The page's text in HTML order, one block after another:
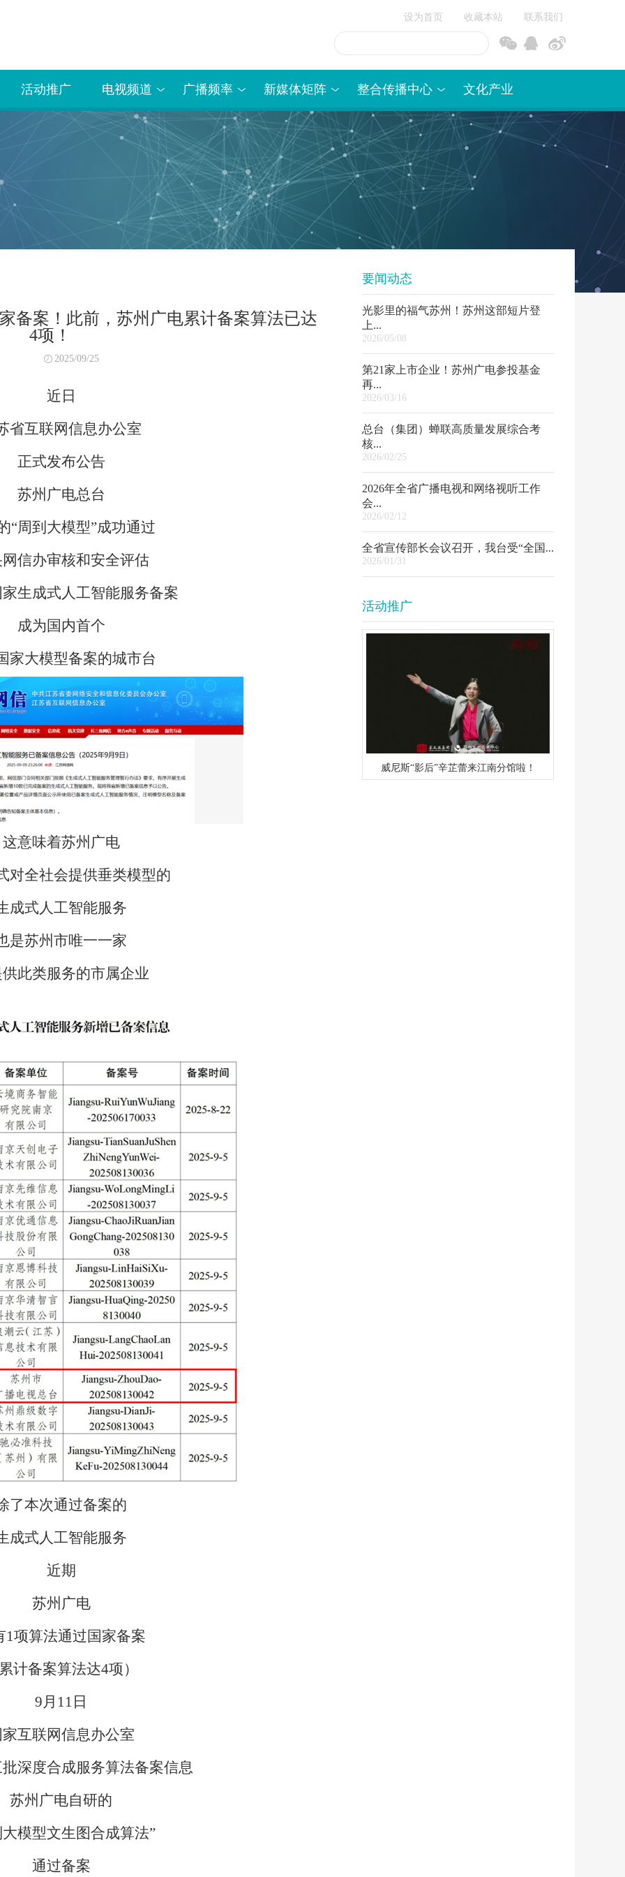
设为首页 收藏本站 联系我们
活动推广 电视频道 广播频率 新媒体矩阵 整合传播中心 文化产业
备案！此前，苏州广电累计备案算法已达
4项！
2025/09/25
近日
省互联网信息办公室
正式发布公告
苏州广电总台
“周到大模型”成功通过
信办审核和安全评估
生成式人工智能服务备案
成为国内首个
家大模型备案的城市台
这意味着苏州广电
对全社会提供垂类模型的
成式人工智能服务
是苏州市唯一一家
此类服务的市属企业
了本次通过备案的
成式人工智能服务
近期
苏州广电
1项算法通过国家备案
计备案算法达4项）
9月11日
互联网信息办公室
深度合成服务算法备案信息
苏州广电自研的
大模型文生图合成算法”
通过备案
要闻动态
光影里的福气苏州！苏州这部短片登
上...
2026/05/08
第21家上市企业！苏州广电参投基金
再...
2026/03/16
总台（集团）蝉联高质量发展综合考
核...
2026/02/25
2026年全省广播电视和网络视听工作
会...
2026/02/12
全省宣传部长会议召开，我台受“全国...
2026/01/31
活动推广
威尼斯“影后”辛芷蕾来江南分馆啦！